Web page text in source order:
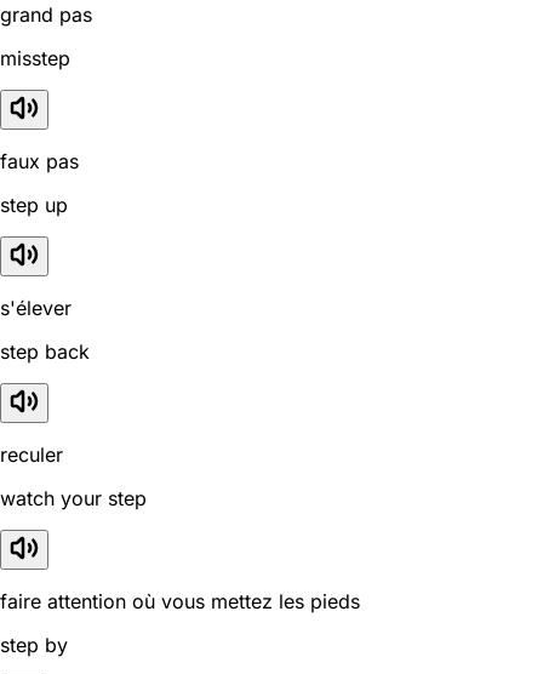
grand pas
misstep
faux pas
step up
s'élever
step back
reculer
watch your step
faire attention où vous mettez les pieds
step by